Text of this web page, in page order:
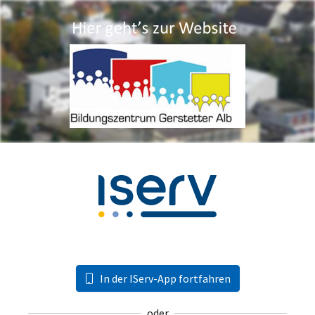
In der IServ-App fortfahren